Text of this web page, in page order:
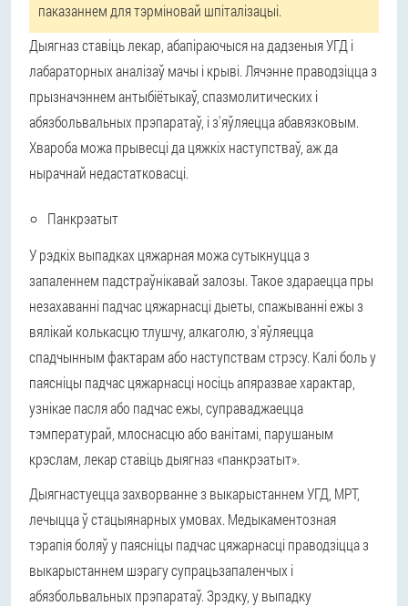
паказаннем для тэрміновай шпіталізацыі.
Дыягназ ставіць лекар, абапіраючыся на дадзеныя УГД і
лабараторных аналізаў мачы і крыві. Лячэнне праводзіцца з
прызначэннем антыбіётыкаў, спазмолитических і
абязбольвальных прэпаратаў, і з'яўляецца абавязковым.
Хвароба можа прывесці да цяжкіх наступстваў, аж да
нырачнай недастатковасці.
Панкрэатыт
У рэдкіх выпадках цяжарная можа сутыкнуцца з
запаленнем падстраўнікавай залозы. Такое здараецца пры
незахаванні падчас цяжарнасці дыеты, спажыванні ежы з
вялікай колькасцю тлушчу, алкаголю, з'яўляецца
спадчынным фактарам або наступствам стрэсу. Калі боль у
паясніцы падчас цяжарнасці носіць апяразвае характар,
узнікае пасля або падчас ежы, суправаджаецца
тэмпературай, млоснасцю або ванітамі, парушаным
крэслам, лекар ставіць дыягназ «панкрэатыт».
Дыягнастуецца захворванне з выкарыстаннем УГД, МРТ,
лечыцца ў стацыянарных умовах. Медыкаментозная
тэрапія боляў у паясніцы падчас цяжарнасці праводзіцца з
выкарыстаннем шэрагу супрацьзапаленчых і
абязбольвальных прэпаратаў. Зрэдку, у выпадку